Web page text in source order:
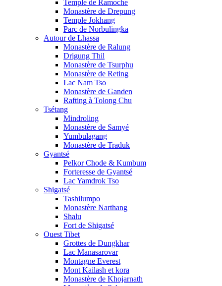
Temple de Ramoche
Monastère de Drepung
Temple Jokhang
Parc de Norbulingka
Autour de Lhassa
Monastère de Ralung
Drigung Thil
Monastère de Tsurphu
Monastère de Reting
Lac Nam Tso
Monastère de Ganden
Rafting à Tolong Chu
Tsétang
Mindroling
Monastère de Samyé
Yumbulagang
Monastère de Traduk
Gyantsé
Pelkor Chode & Kumbum
Forteresse de Gyantsé
Lac Yamdrok Tso
Shigatsé
Tashilumpo
Monastère Narthang
Shalu
Fort de Shigatsé
Ouest Tibet
Grottes de Dungkhar
Lac Manasarovar
Montagne Everest
Mont Kailash et kora
Monastère de Khojarnath